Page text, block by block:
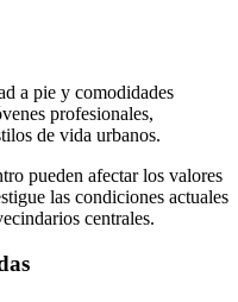
a pie y comodidades
profesionales,
de vida urbanos.
pueden afectar los valores
las condiciones actuales
centrales.